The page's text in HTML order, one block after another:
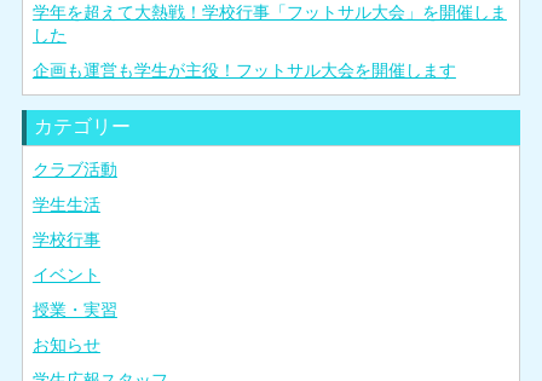
学年を超えて大熱戦！学校行事「フットサル大会」を開催しま
した
企画も運営も学生が主役！フットサル大会を開催します
カテゴリー
クラブ活動
学生生活
学校行事
イベント
授業・実習
お知らせ